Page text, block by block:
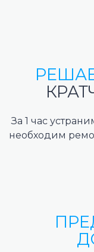
За 1 час
необходим